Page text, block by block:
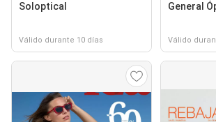
Soloptical
Válido durante 10 días
General
Válido